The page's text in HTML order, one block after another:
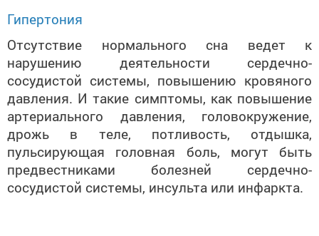
Гипертония
Отсутствие нормального сна ведет к
нарушению деятельности сердечно-
сосудистой системы, повышению кровяного
давления. И такие симптомы, как повышение
артериального давления, головокружение,
дрожь в теле, потливость, отдышка,
пульсирующая головная боль, могут быть
предвестниками болезней сердечно-
сосудистой системы, инсульта или инфаркта.